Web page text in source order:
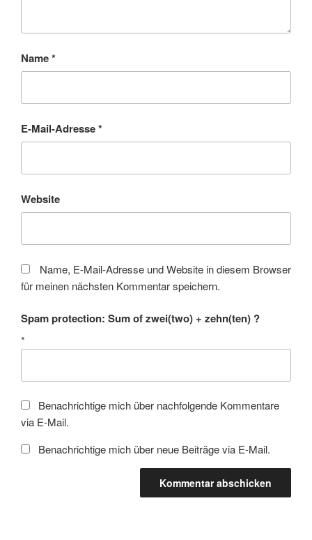
Name*
E-Mail-Adresse*
Website
Name, E-Mail-Adresse und Website in diesem Browser
für meinen nächsten Kommentar speichern.
Spam protection: Sum of zwei(two) + zehn(ten) ?
*
Benachrichtige mich über nachfolgende Kommentare
via E-Mail.
Benachrichtige mich über neue Beiträge via E-Mail.